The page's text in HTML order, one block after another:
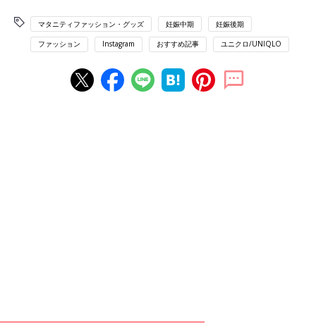
マタニティファッション・グッズ 妊娠中期 妊娠後期
ファッション Instagram おすすめ記事 ユニクロ/UNIQLO